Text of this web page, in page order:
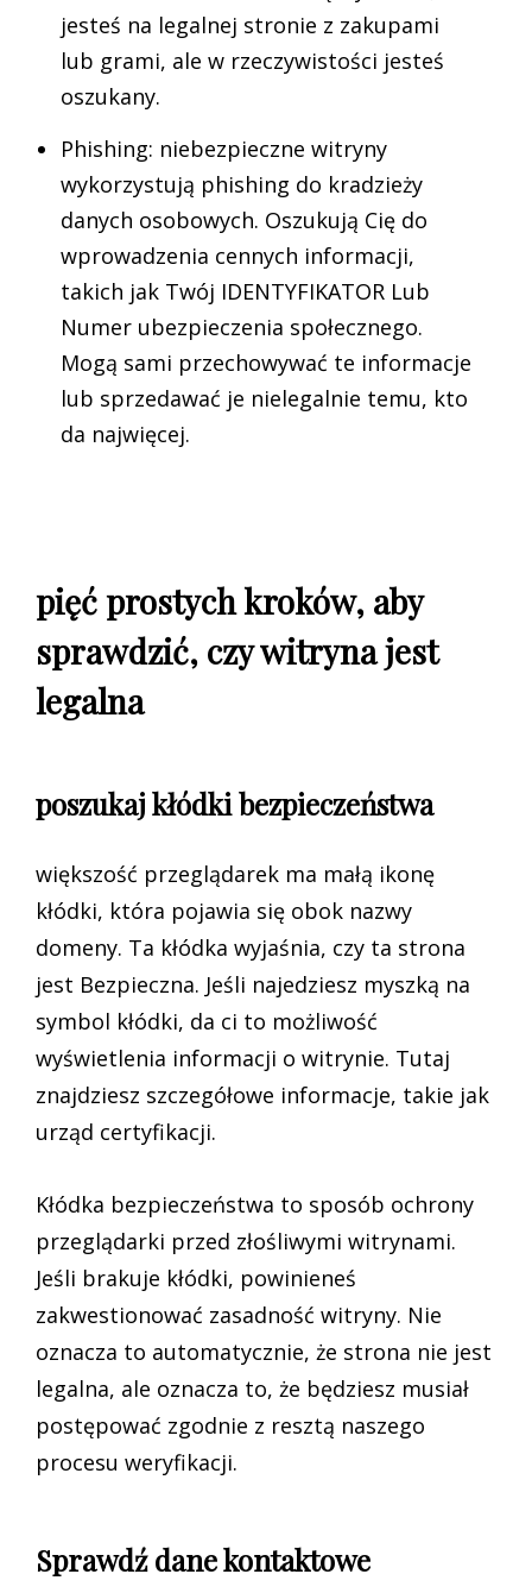
jesteś na legalnej stronie z zakupami
lub grami, ale w rzeczywistości jesteś
oszukany.
Phishing: niebezpieczne witryny
wykorzystują phishing do kradzieży
danych osobowych. Oszukują Cię do
wprowadzenia cennych informacji,
takich jak Twój IDENTYFIKATOR Lub
Numer ubezpieczenia społecznego.
Mogą sami przechowywać te informacje
lub sprzedawać je nielegalnie temu, kto
da najwięcej.
pięć prostych kroków, aby
sprawdzić, czy witryna jest
legalna
poszukaj kłódki bezpieczeństwa
większość przeglądarek ma małą ikonę
kłódki, która pojawia się obok nazwy
domeny. Ta kłódka wyjaśnia, czy ta strona
jest Bezpieczna. Jeśli najedziesz myszką na
symbol kłódki, da ci to możliwość
wyświetlenia informacji o witrynie. Tutaj
znajdziesz szczegółowe informacje, takie jak
urząd certyfikacji.
Kłódka bezpieczeństwa to sposób ochrony
przeglądarki przed złośliwymi witrynami.
Jeśli brakuje kłódki, powinieneś
zakwestionować zasadność witryny. Nie
oznacza to automatycznie, że strona nie jest
legalna, ale oznacza to, że będziesz musiał
postępować zgodnie z resztą naszego
procesu weryfikacji.
Sprawdź dane kontaktowe